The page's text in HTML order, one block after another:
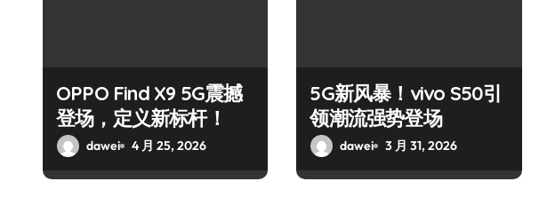
OPPO Find X9 5G震撼
登场，定义新标杆！
dawei 4 月 25, 2026
5G新风暴！vivo S50引
领潮流强势登场
dawei 3 月 31, 2026